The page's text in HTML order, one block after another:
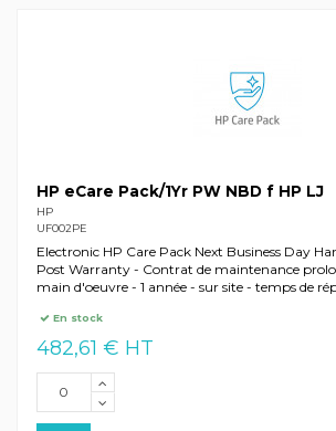
HP eCare Pack/1Yr PW NBD f HP LJ
HP
UF002PE
Electronic HP Care Pack Next Business Day
Post Warranty - Contrat de maintenance
main d'oeuvre - 1 année - sur site - temps de
En stock
482,61 € HT